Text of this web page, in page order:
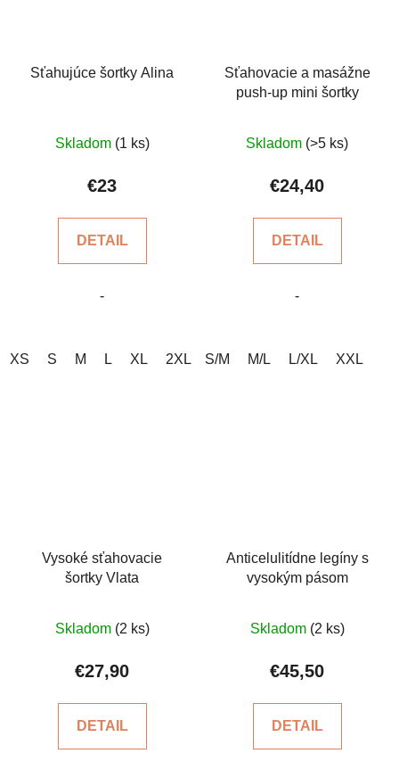
Sťahujúce šortky Alina
hodnotenie
produktu
z
hviezdičiek.
Skladom (1 ks)
€23
DETAIL
-
XS S M L XL 2XL 3XL
Sťahovacie a masážne
push-up mini šortky
hodnotenie
produktu
z
hviezdičiek.
Skladom (>5 ks)
€24,40
DETAIL
-
S/M M/L L/XL XXL
Vysoké sťahovacie
šortky Vlata
hodnotenie
produktu
z
Skladom (2 ks)
€27,90
DETAIL
Anticelulitídne legíny s
vysokým pásom
hodnotenie
produktu
z
Skladom (2 ks)
€45,50
DETAIL